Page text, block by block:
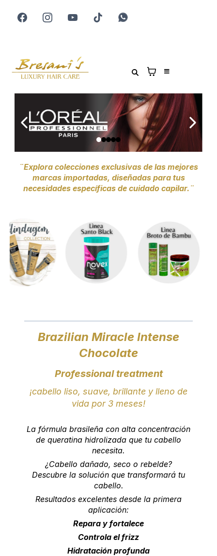
¨Explora colecciones exclusivas de las mejores
marcas importadas, diseñadas para tus
necesidades específicas de cuidado capilar.¨
Brazilian Miracle Intense
Chocolate
Professional treatment
¡cabello liso, suave, brillante y lleno de
vida por 3 meses!
La fórmula brasileña con alta concentración
de queratina hidrolizada que tu cabello
necesita.
¿Cabello dañado, seco o rebelde?
Descubre la solución que transformará tu
cabello.
Resultados excelentes desde la primera
aplicación:
Repara y fortalece
Controla el frizz
Hidratación profunda